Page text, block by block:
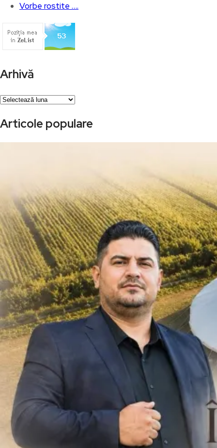
Vorbe rostite ….
Arhivă
Arhivă
Articole populare